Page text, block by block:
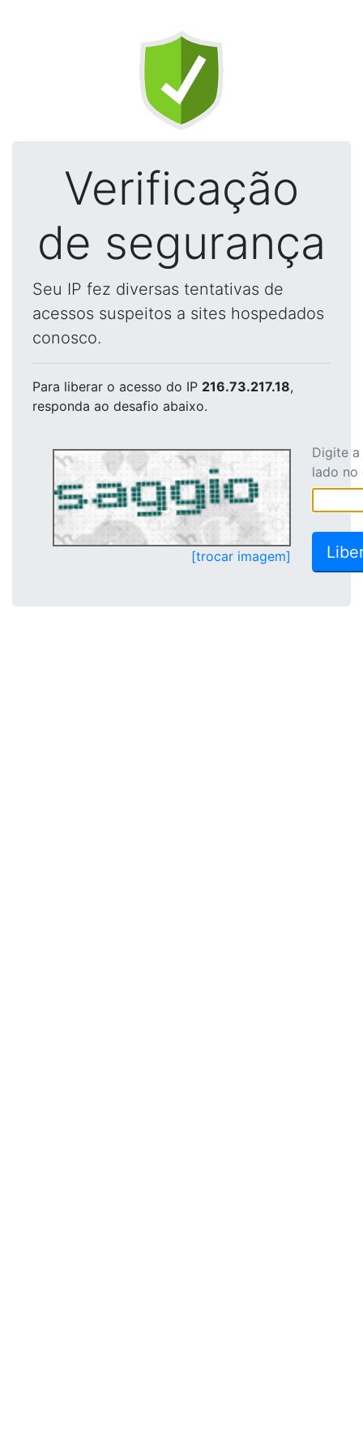
Verificação
de segurança
Seu IP fez diversas tentativas de
acessos suspeitos a sites hospedados
conosco.
Para liberar o acesso do IP 216.73.217.18,
responda ao desafio abaixo.
[trocar imagem]
Digite
lado no